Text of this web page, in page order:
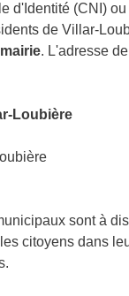
d'Identité (CNI)
de Villar-
mairie. L'adresse
Loubière
sont à
citoyens dans